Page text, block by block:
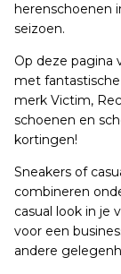
herenschoenen
seizoen.
Op deze pagina
met
merk Victim,
schoenen en
kortingen!
Sneakers of
combineren
casual look in je
voor een
andere